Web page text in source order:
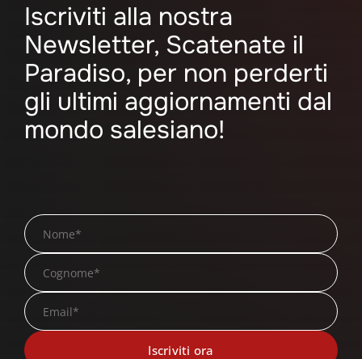
Iscriviti alla nostra
Newsletter, Scatenate il
Paradiso, per non perderti
gli ultimi aggiornamenti dal
mondo salesiano!
Search
for: